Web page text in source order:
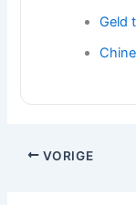
Geld
VORIGE